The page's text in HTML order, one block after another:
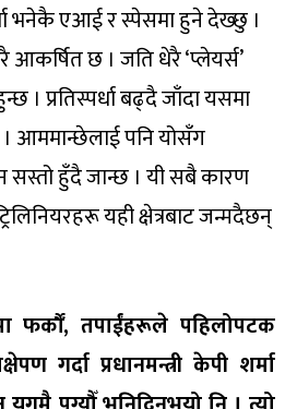
भनेकै एआई र स्पेसमा हुने देख्छु ।
आकर्षित छ । जति धेरै ‘प्लेयर्स’
। प्रतिस्पर्धा बढ्दै जाँदा यसमा
आममान्छेलाई पनि योसँग
सस्तो हुँदै जान्छ । यी सबै कारण
यही क्षेत्रबाट जन्मदैछन्
फर्कौँ, तपाईंहरूले पहिलोपटक
गर्दा प्रधानमन्त्री केपी शर्मा